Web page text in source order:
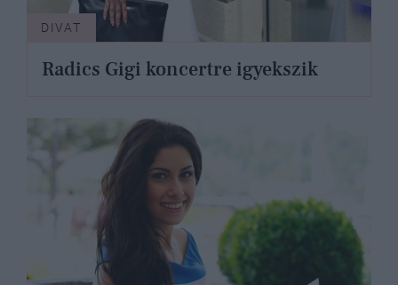
DIVAT
Radics Gigi koncertre igyekszik